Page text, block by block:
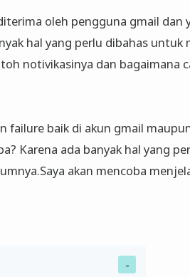
oleh pengguna gmail dan
hal yang perlu dibahas untuk
notivikasinya dan bagaimana
failure baik di akun gmail
Karena ada banyak hal yang
akan mencoba